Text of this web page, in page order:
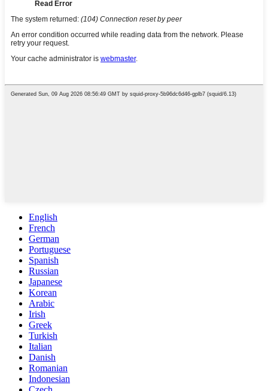
English
French
German
Portuguese
Spanish
Russian
Japanese
Korean
Arabic
Irish
Greek
Turkish
Italian
Danish
Romanian
Indonesian